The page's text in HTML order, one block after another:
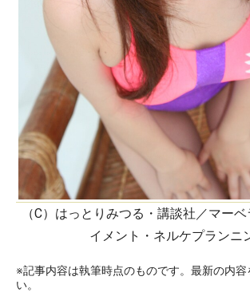
（C）はっとりみつる・講談社／マー
イメント・ネルケプランニ
※記事内容は執筆時点のものです。最新の内容
い。